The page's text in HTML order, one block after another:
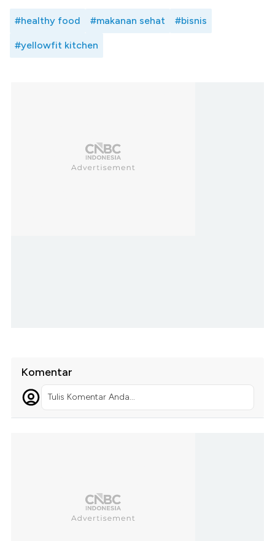
#healthy food #makanan sehat #bisnis
#yellowfit kitchen
Komentar
Tulis Komentar Anda...